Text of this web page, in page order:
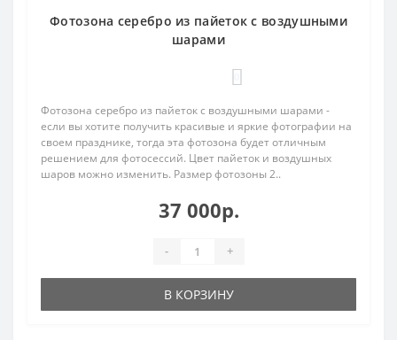
Фотозона серебро из пайеток с воздушными
шарами
Фотозона серебро из пайеток с воздушными шарами -
если вы хотите получить красивые и яркие фотографии на
своем празднике, тогда эта фотозона будет отличным
решением для фотосессий. Цвет пайеток и воздушных
шаров можно изменить. Размер фотозоны 2..
37 000р.
- +
В КОРЗИНУ